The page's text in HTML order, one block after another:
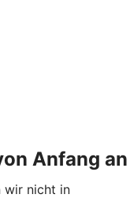
Anfang an
wir nicht in